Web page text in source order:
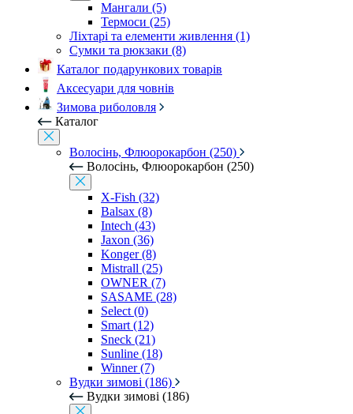
Мангали (5)
Термоси (25)
Ліхтарі та елементи живлення (1)
Сумки та рюкзаки (8)
Каталог подарункових товарів
Аксесуари для човнів
Зимова риболовля
Каталог
Волосінь, Флюорокарбон (250)
Волосінь, Флюорокарбон (250)
X-Fish (32)
Balsax (8)
Intech (43)
Jaxon (36)
Konger (8)
Mistrall (25)
OWNER (7)
SASAME (28)
Select (0)
Smart (12)
Sneck (21)
Sunline (18)
Winner (7)
Вудки зимові (186)
Вудки зимові (186)